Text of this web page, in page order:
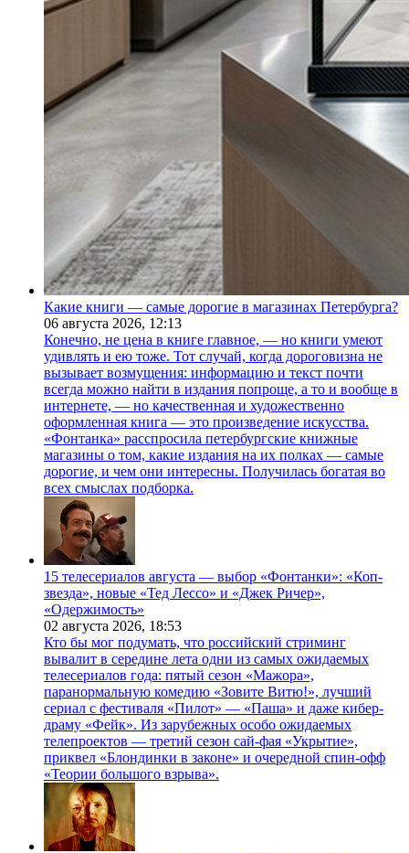
Какие книги — самые дорогие в магазинах Петербурга?
06 августа 2026, 12:13
Конечно, не цена в книге главное, — но книги умеют
удивлять и ею тоже. Тот случай, когда дороговизна не
вызывает возмущения: информацию и текст почти
всегда можно найти в издания попроще, а то и вообще в
интернете, — но качественная и художественно
оформленная книга — это произведение искусства.
«Фонтанка» расспросила петербургские книжные
магазины о том, какие издания на их полках — самые
дорогие, и чем они интересны. Получилась богатая во
всех смыслах подборка.
15 телесериалов августа — выбор «Фонтанки»: «Коп-
звезда», новые «Тед Лессо» и «Джек Ричер»,
«Одержимость»
02 августа 2026, 18:53
Кто бы мог подумать, что российский стриминг
вывалит в середине лета одни из самых ожидаемых
телесериалов года: пятый сезон «Мажора»,
паранормальную комедию «Зовите Витю!», лучший
сериал с фестиваля «Пилот» — «Паша» и даже кибер-
драму «Фейк». Из зарубежных особо ожидаемых
телепроектов — третий сезон сай-фая «Укрытие»,
приквел «Блондинки в законе» и очередной спин-офф
«Теории большого взрыва».